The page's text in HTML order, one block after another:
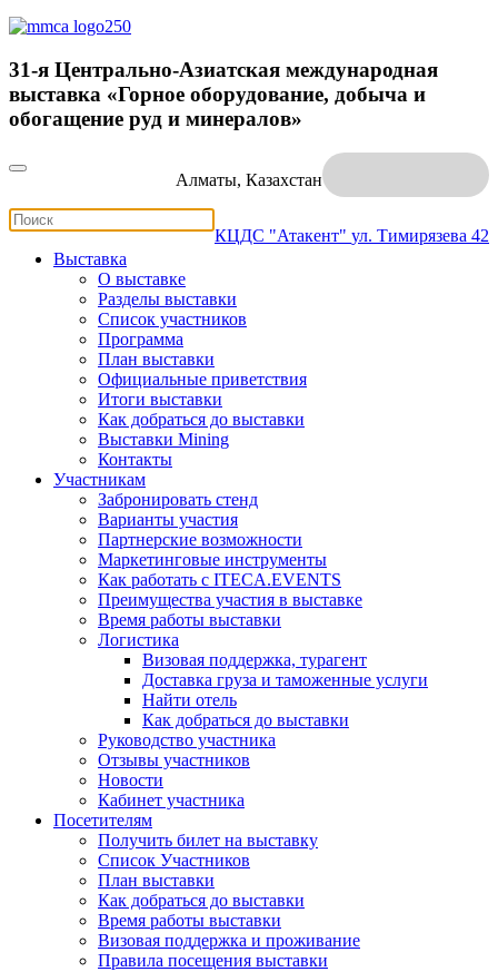
31-я Центрально-Азиатская международная
выставка «Горное оборудование, добыча и
обогащение руд и минералов»
Алматы, Казахстан
КЦДС "Атакент" ул. Тимирязева 42
Выставка
О выставке
Разделы выставки
Список участников
Программа
План выставки
Официальные приветствия
Итоги выставки
Как добраться до выставки
Выставки Mining
Контакты
Участникам
Забронировать стенд
Варианты участия
Партнерские возможности
Маркетинговые инструменты
Как работать с ITECA.EVENTS
Преимущества участия в выставке
Время работы выставки
Логистика
Визовая поддержка, турагент
Доставка груза и таможенные услуги
Найти отель
Как добраться до выставки
Руководство участника
Отзывы участников
Новости
Кабинет участника
Посетителям
Получить билет на выставку
Список Участников
План выставки
Как добраться до выставки
Время работы выставки
Визовая поддержка и проживание
Правила посещения выставки